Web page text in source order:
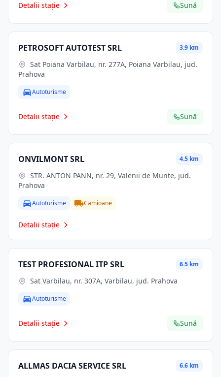
Detalii stație Sună
PETROSOFT AUTOTEST SRL 3.9 km
Prahova
Autoturisme
Detalii stație Sună
ONVILMONT SRL 4.5 km
Prahova
Autoturisme Camioane
Detalii stație
TEST PROFESIONAL ITP SRL 6.5 km
Sat Varbilau, nr. 307A, Varbilau, jud. Prahova
Autoturisme
Detalii stație Sună
ALLMAS DACIA SERVICE SRL 6.6 km